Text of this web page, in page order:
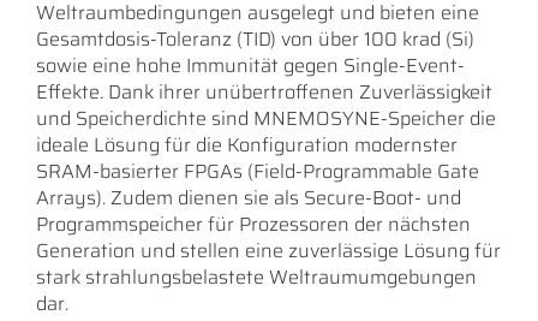
Weltraumbedingungen ausgelegt und bieten eine
Gesamtdosis-Toleranz (TID) von über 100 krad (Si)
sowie eine hohe Immunität gegen Single-Event-
Effekte. Dank ihrer unübertroffenen Zuverlässigkeit
und Speicherdichte sind MNEMOSYNE-Speicher die
ideale Lösung für die Konfiguration modernster
SRAM-basierter FPGAs (Field-Programmable Gate
Arrays). Zudem dienen sie als Secure-Boot- und
Programmspeicher für Prozessoren der nächsten
Generation und stellen eine zuverlässige Lösung für
stark strahlungsbelastete Weltraumumgebungen
dar.